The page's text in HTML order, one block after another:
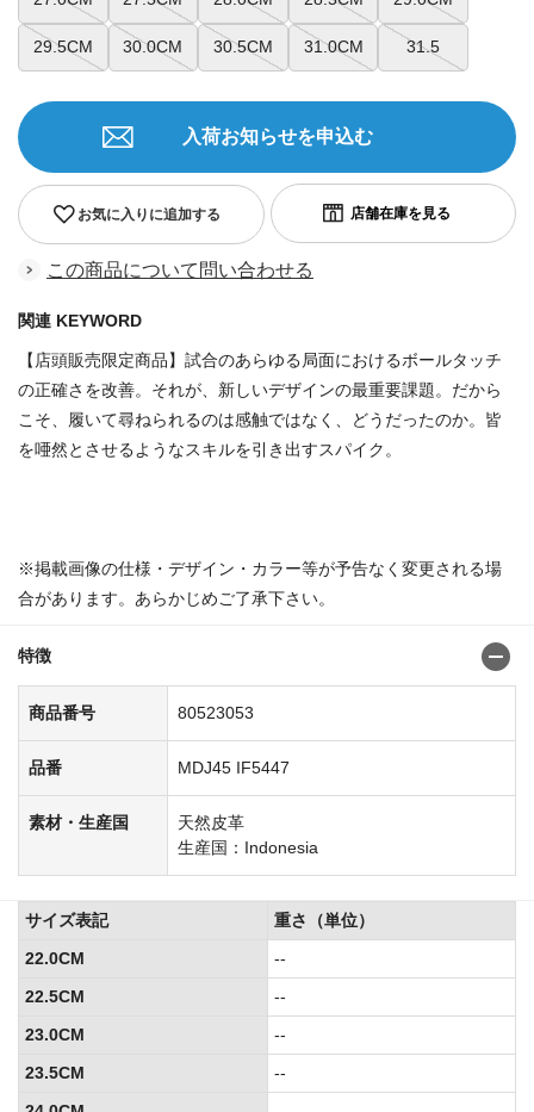
29.5CM 30.0CM 30.5CM 31.0CM 31.5
お気に入りに追加する
入荷お知らせを申込む
この商品について問い合わせる
関連 KEYWORD
【店頭販売限定商品】試合のあらゆる局面におけるボールタッチ
の正確さを改善。それが、新しいデザインの最重要課題。だから
こそ、履いて尋ねられるのは感触ではなく、どうだったのか。皆
を唖然とさせるようなスキルを引き出すスパイク。
※掲載画像の仕様・デザイン・カラー等が予告なく変更される場
合があります。あらかじめご了承下さい。
特徴
商品番号 80523053
品番 MDJ45 IF5447
素材・生産国
天然皮革
生産国：Indonesia
サイズ表記
重さ（単位）
22.0CM
--
22.5CM
--
23.0CM
--
23.5CM
--